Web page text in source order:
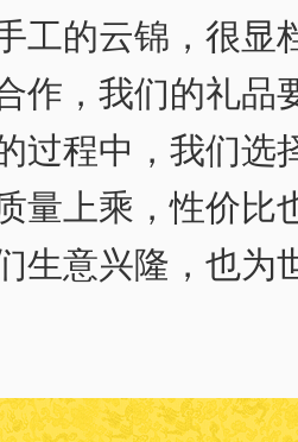
工的云锦，很显
作，我们的礼品
过程中，我们选
量上乘，性价比
生意兴隆，也为